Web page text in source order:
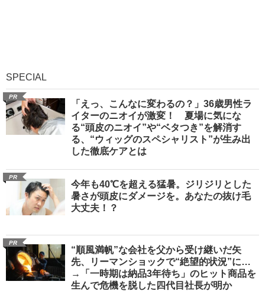
SPECIAL
PR
「えっ、こんなに変わるの？」36歳男性ラ
イターのニオイが激変！ 夏場に気にな
る“頭皮のニオイ”や“ベタつき”を解消す
る、“ウィッグのスペシャリスト”が生み出
した徹底ケアとは
PR
今年も40℃を超える猛暑。ジリジリとした
暑さが頭皮にダメージを。あなたの抜け毛
大丈夫！？
PR
“順風満帆”な会社を父から受け継いだ矢
先、リーマンショックで“絶望的状況”に…
→「一時期は納品3年待ち」のヒット商品を
生んで危機を脱した四代目社長が明か